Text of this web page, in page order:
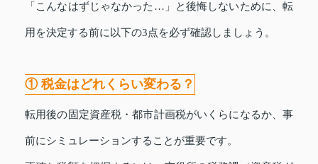
「こんなはずじゃなかった…」と後悔しないために、転
用を決定する前に以下の3点を必ず確認しましょう。
① 税金はどれくらい変わる？
転用後の固定資産税・都市計画税がいくらになるか、事
前にシミュレーションすることが重要です。